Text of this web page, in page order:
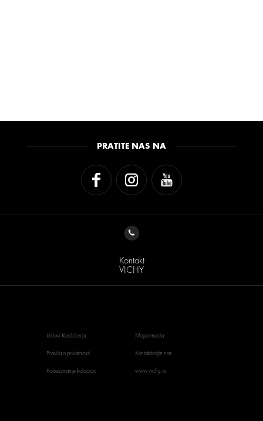
PRATITE NAS NA
Kontakt
VICHY
Uslovi Korišćenja
Pravila o privatnosti
Podešavanje kolačića
Mapa mesta
Kontaktirajte nas
www.vichy.rs